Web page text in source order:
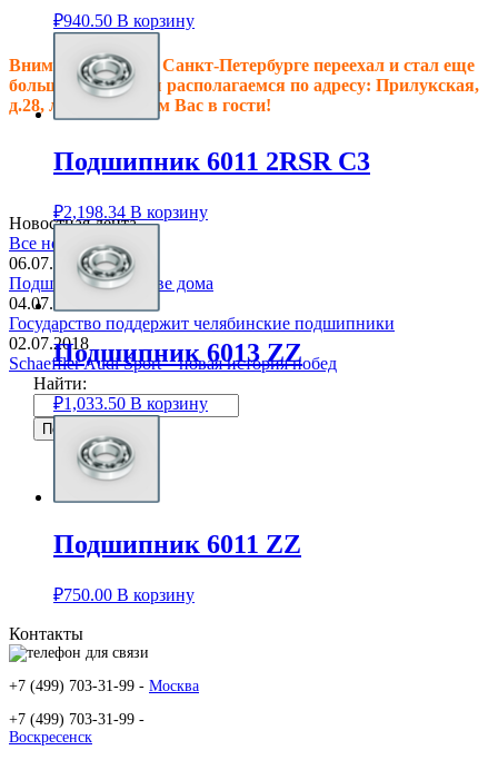
Внимание! Офис в Санкт-Петербурге переехал и стал еще
больше, теперь мы располагаемся по адресу: Прилукская,
д.28, литер.А! Ждем Вас в гости!
Новостная лента
Все новости
06.07.2018
Подшипник в основе дома
04.07.2018
Государство поддержит челябинские подшипники
02.07.2018
Schaeffler Audi Sport – новая история побед
Найти:
₽940.50 В корзину
Подшипник 6011 2RSR C3
₽2,198.34 В корзину
Подшипник 6013 ZZ
₽1,033.50 В корзину
Подшипник 6011 ZZ
₽750.00 В корзину
Контакты
+7 (499) 703-31-99 - Москва
+7 (499) 703-31-99 -
Воскресенск